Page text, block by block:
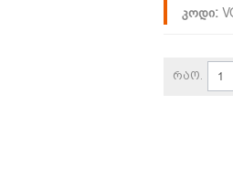
კოდი:
რაო.